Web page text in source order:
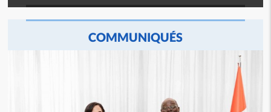
COMMUNIQUÉS